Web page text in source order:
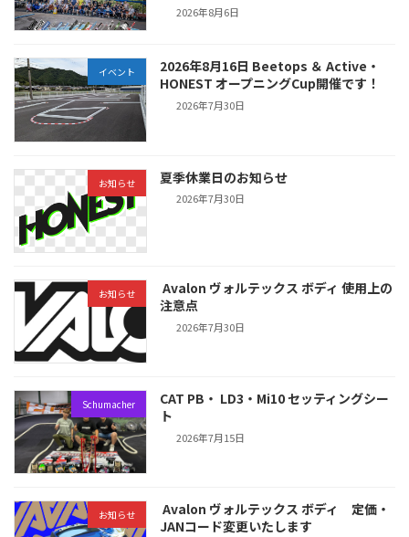
2026年8月6日
イベント
2026年8月16日 Beetops ＆ Active・
HONEST オープニングCup開催です！
2026年7月30日
お知らせ 夏季休業日のお知らせ
2026年7月30日
お知らせ
Avalon ヴォルテックス ボディ 使用上の
注意点
2026年7月30日
Schumacher
CAT PB・ LD3・Mi10 セッティングシー
ト
2026年7月15日
お知らせ
Avalon ヴォルテックス ボディ 定価・
JANコード変更いたします